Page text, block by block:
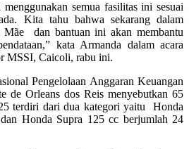
semua fasilitas ini sesuai
Kita tahu bahwa sekarang dalam
dan bantuan ini akan membantu
kata Armanda dalam acara
MSSI, Caicoli, rabu ini.
Pengelolaan Anggaran Keuangan
de Orleans dos Reis menyebutkan 65
terdiri dari dua kategori yaitu Honda
Honda Supra 125 cc berjumlah 24